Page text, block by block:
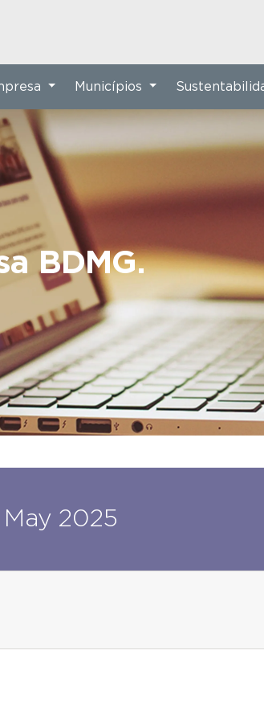
BDMG.
Municípios
May 2025